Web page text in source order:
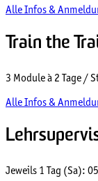
Alle Infos &
Train the
3 Module à 2 Tage /
Alle Infos &
Jeweils 1 Tag (Sa):